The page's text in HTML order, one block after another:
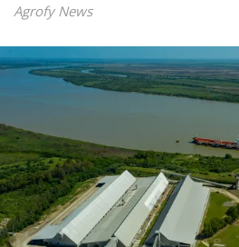
Agrofy News